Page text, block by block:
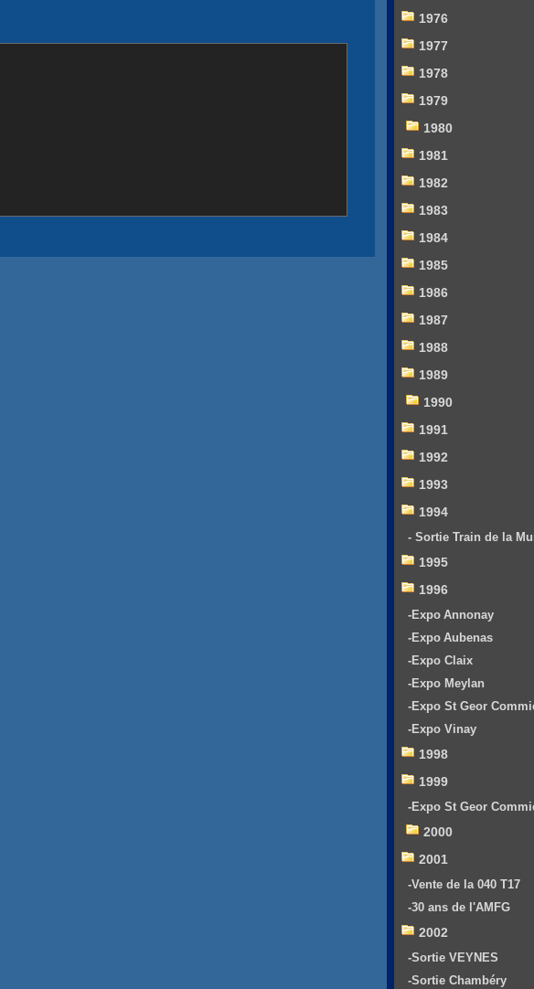
1976
1977
1978
1979
1980
1981
1982
1983
1984
1985
1986
1987
1988
1989
1990
1991
1992
1993
1994
- Sortie Train de la
1995
1996
-Expo Annonay
-Expo Aubenas
-Expo Claix
-Expo Meylan
-Expo St Geor
-Expo Vinay
1998
1999
-Expo St Geor
2000
2001
-Vente de la 040 T17
-30 ans de l'AMFG
2002
-Sortie VEYNES
-Sortie Chambéry